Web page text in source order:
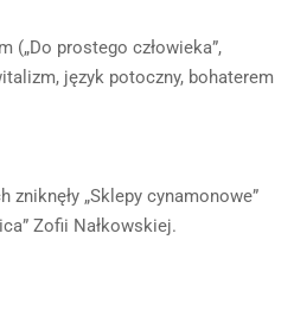
(„Do prostego człowieka”,
język potoczny, bohaterem
„Sklepy cynamonowe”
Zofii Nałkowskiej.